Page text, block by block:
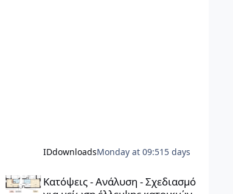
IDdownloadsMonday at 09:51 5 days
Κατόψεις - Ανάλυση - Σχεδιασμό για μείωση έλλειψης
Κατόψεις - Ανάλυση - Σχεδιασμό